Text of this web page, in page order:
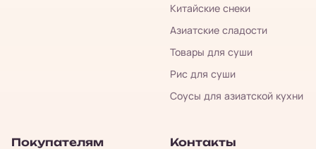
Китайские снеки
Азиатские сладости
Товары для суши
Рис для суши
Соусы для азиатской кухни
Покупателям Контакты